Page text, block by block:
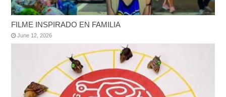
FILME INSPIRADO EN FAMILIA
June 12, 2026